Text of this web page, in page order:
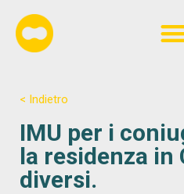
< Indietro
IMU per i
la residenza in
diversi.